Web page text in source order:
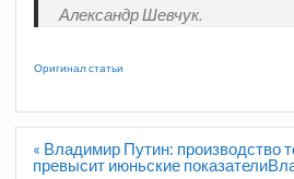
Александр Шевчук.
Оригинал статьи
Навигация
по
« Владимир Путин: производство
превысит июньские